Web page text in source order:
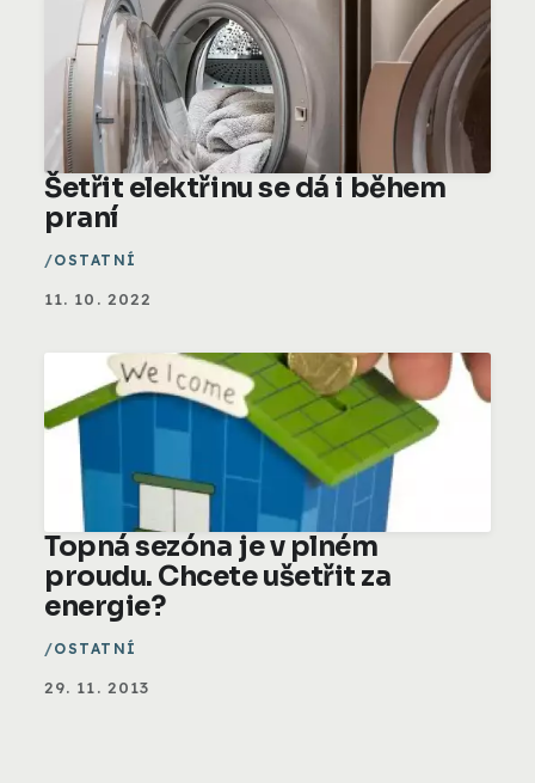
Šetřit elektřinu se dá i během
praní
OSTATNÍ
11. 10. 2022
Topná sezóna je v plném
proudu. Chcete ušetřit za
energie?
OSTATNÍ
29. 11. 2013